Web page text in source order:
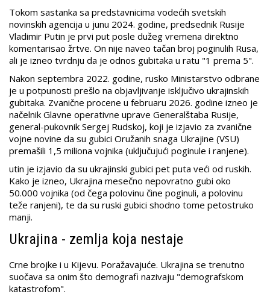
Tokom sastanka sa predstavnicima vodećih svetskih
novinskih agencija u junu 2024. godine, predsednik Rusije
Vladimir Putin je prvi put posle dužeg vremena direktno
komentarisao žrtve. On nije naveo tačan broj poginulih Rusa,
ali je izneo tvrdnju da je odnos gubitaka u ratu "1 prema 5".
Nakon septembra 2022. godine, rusko Ministarstvo odbrane
je u potpunosti prešlo na objavljivanje isključivo ukrajinskih
gubitaka. Zvanične procene u februaru 2026. godine izneo je
načelnik Glavne operativne uprave Generalštaba Rusije,
general-pukovnik Sergej Rudskoj, koji je izjavio za zvanične
vojne novine da su gubici Oružanih snaga Ukrajine (VSU)
premašili 1,5 miliona vojnika (uključujući poginule i ranjene).
utin je izjavio da su ukrajinski gubici pet puta veći od ruskih.
Kako je izneo, Ukrajina mesečno nepovratno gubi oko
50.000 vojnika (od čega polovinu čine poginuli, a polovinu
teže ranjeni), te da su ruski gubici shodno tome petostruko
manji.
Ukrajina - zemlja koja nestaje
Crne brojke i u Kijevu. Poražavajuće. Ukrajina se trenutno
suočava sa onim što demografi nazivaju "demografskom
katastrofom".